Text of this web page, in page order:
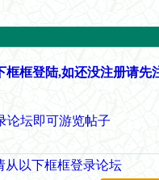
框登陆,如还没注册请先
论坛即可游览帖子
从以下框框登录论坛